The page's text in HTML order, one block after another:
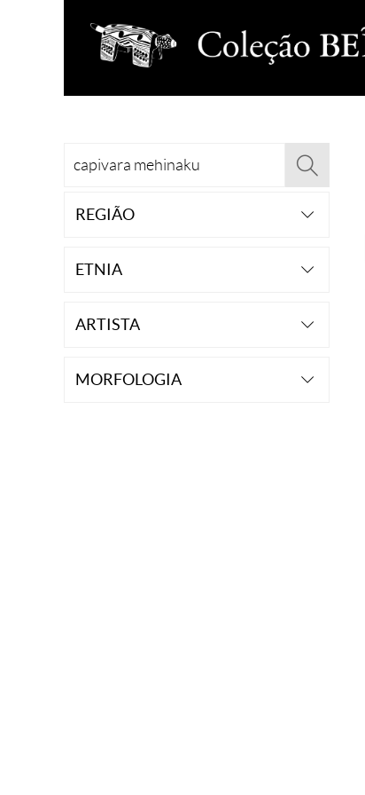
REGIÃO
ETNIA
ARTISTA
MORFOLOGIA